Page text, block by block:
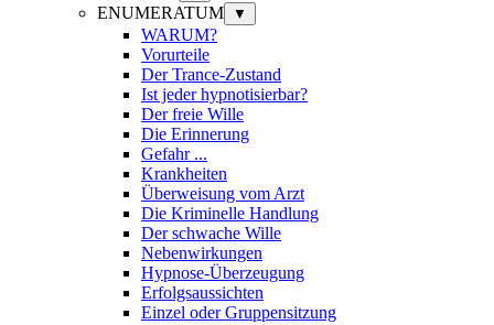
ENUMERATUM ▼
WARUM?
Vorurteile
Der Trance-Zustand
Ist jeder hypnotisierbar?
Der freie Wille
Die Erinnerung
Gefahr ...
Krankheiten
Überweisung vom Arzt
Die Kriminelle Handlung
Der schwache Wille
Nebenwirkungen
Hypnose-Überzeugung
Erfolgsaussichten
Einzel oder Gruppensitzung